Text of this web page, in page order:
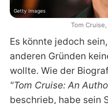
Es könnte jedoch
anderen Gründen
wollte. Wie der
"Tom Cruise: An
beschrieb, habe sein
Getty Images
Tom